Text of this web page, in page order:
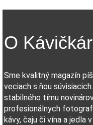
O
Sme kvalitný magazín
veciach s ňou
stabilného tímu
profesionálnych
kávy, čaju či vína a jedla